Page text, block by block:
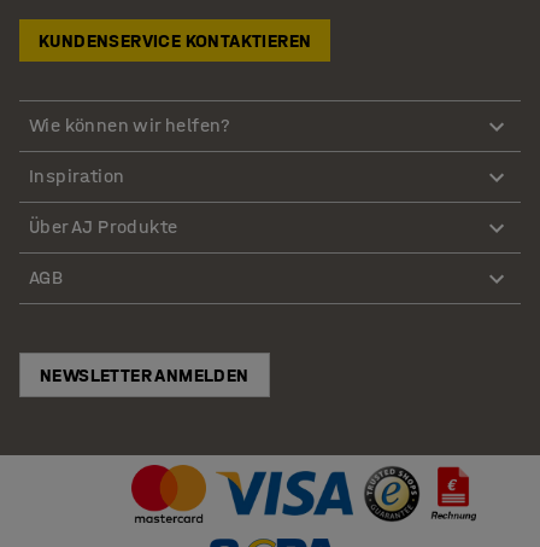
KUNDENSERVICE KONTAKTIEREN
Wie können wir helfen?
Inspiration
Über AJ Produkte
AGB
NEWSLETTER ANMELDEN